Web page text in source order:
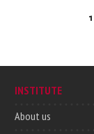
1
INSTITUTE
About us